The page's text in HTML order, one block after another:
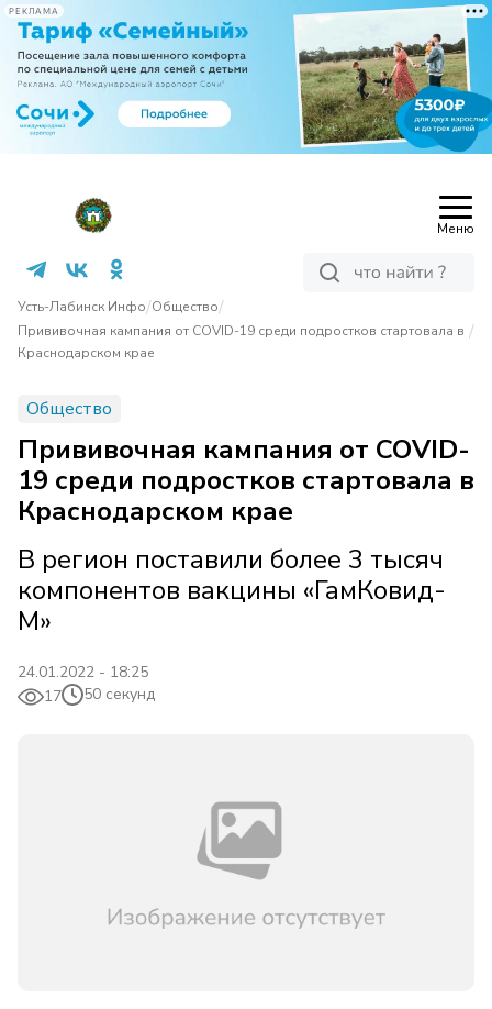
РЕКЛАМА
Меню
Усть-Лабинск Инфо/Общество/
Прививочная кампания от COVID-19 среди подростков стартовала в
Краснодарском крае
/
Общество
Прививочная кампания от COVID-
19 среди подростков стартовала в
Краснодарском крае
В регион поставили более 3 тысяч
компонентов вакцины «ГамКовид-
М»
24.01.2022 - 18:25
17
50 секунд